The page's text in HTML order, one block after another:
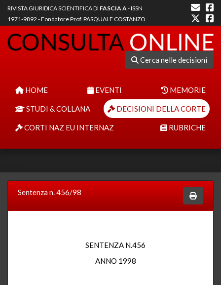
RIVISTA GIURIDICA SCIENTIFICA DI FASCIA A- ISSN
1971-9892 - Fondatore Prof. PASQUALE COSTANZO
Cerca nelle decisioni
HOME EVENTI MEMORIE
STUDI & COLLANA DECISIONI DELLA CORTE
CORTI NAZ EU INTERNAZ RUBRICHE
Sentenza n. 456/98
SENTENZA N.456
ANNO 1998